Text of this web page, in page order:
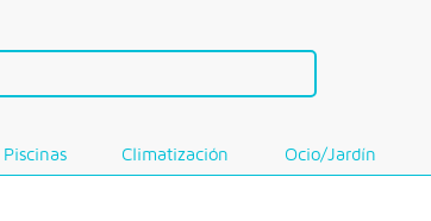
Climatización Ocio/Jardín